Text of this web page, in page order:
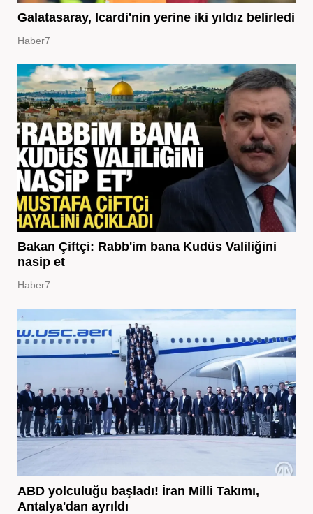
Galatasaray, Icardi'nin yerine iki yıldız belirledi
Haber7
Bakan Çiftçi: Rabb'im bana Kudüs Valiliğini
nasip et
Haber7
ABD yolculuğu başladı! İran Milli Takımı,
Antalya'dan ayrıldı